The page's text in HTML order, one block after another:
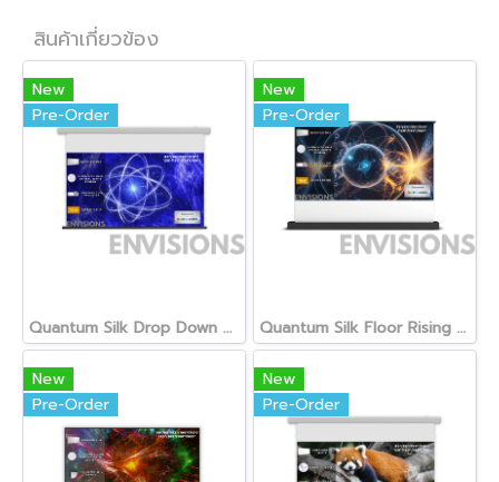
สินค้าเกี่ยวข้อง
New
Pre-Order
Quantum Silk Drop Down Screen
New
Pre-Order
Quantum Silk Floor Rising Screen
New
Pre-Order
New
Pre-Order